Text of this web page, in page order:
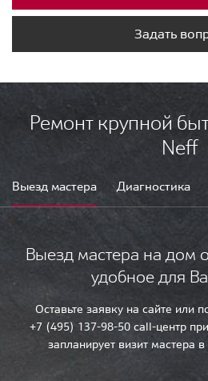
Задать
Ремонт крупной
Neff
Выезд мастера Диагностика
Выезд мастера на дом
удобное для
Оставьте заявку на сайте или
+7 (495) 137-98-50 call-центр
запланирует визит мастера